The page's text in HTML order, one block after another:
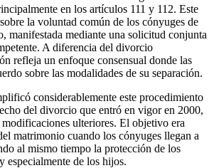
en los artículos 111 y 112. Este
la voluntad común de los cónyuges de
manifestada mediante una solicitud conjunta
A diferencia del divorcio
refleja un enfoque consensual donde las
sobre las modalidades de su separación.
considerablemente este procedimiento
del divorcio que entró en vigor en 2000,
ulteriores. El objetivo era
matrimonio cuando los cónyuges llegan a
al mismo tiempo la protección de los
especialmente de los hijos.